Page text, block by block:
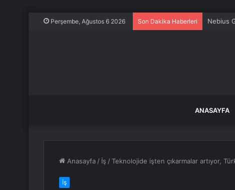
Perşembe, Ağustos 6 2026 Son Dakika Haberleri Nebius
ANASAYFA
Anasayfa / İş /Teknolojide işten çıkarmalar artıyor,
İş